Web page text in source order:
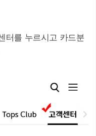
터를 누르시고 카드분